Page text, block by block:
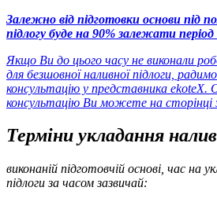
Залежно від підготовки основи під
підлогу буде на 90% залежати
Якщо Ви до цього часу не виконали
для безшовної наливної підлоги,
консультацію у представника
консультацію Ви можете на сторінці
Терміни укладання
виконаній підготовчій основі, час на
підлоги за часом зазвичай: